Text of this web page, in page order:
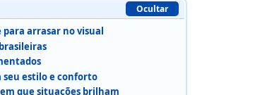
Ocultar
arrasar no visual
seu estilo e conforto
que situações brilham